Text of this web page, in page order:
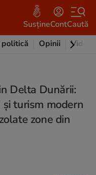
SusțineContCaută
politică Opinii Video
Delta Dunării:
și turism modern
zone din